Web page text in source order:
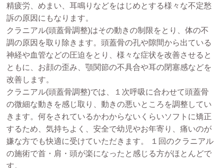
精疲労、めまい、耳鳴りなどをはじめとする様々な不定愁
訴の原因にもなります。
クラニアル(頭蓋骨調整)はその動きの制限をとり、体の不
調の原因を取り除きます。頭蓋骨の孔や隙間から出ている
神経や血管などの圧迫をとり、様々な症状を改善させると
ともに、お顔の歪み、顎関節の不具合や耳の閉塞感などを
改善します。
クラニアル(頭蓋骨調整)では、１次呼吸に合わせて頭蓋骨
の微細な動きを感じ取り、動きの悪いところを調整してい
きます。何をされているかわからないくらいソフトに矯正
するため、気持ちよく、安全で幼児やお年寄り、痛いのが
嫌な方でも快適に受けていただきます。 １回のクラニアル
の施術で首・肩・頭が楽になったと感じる方がほとんどで
す。